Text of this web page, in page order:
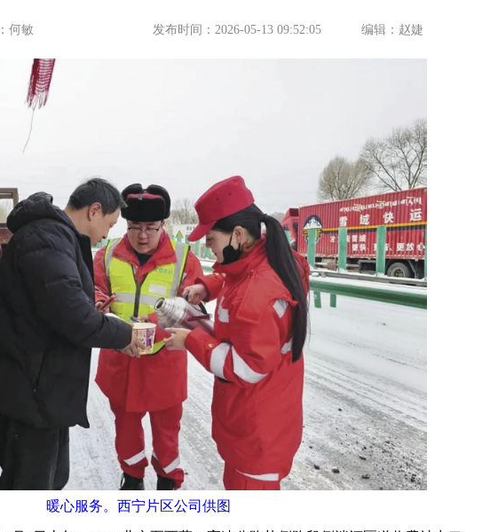
何敏 发布时间：2026-05-13 09:52:05 编辑：赵婕
暖心服务。西宁片区公司供图